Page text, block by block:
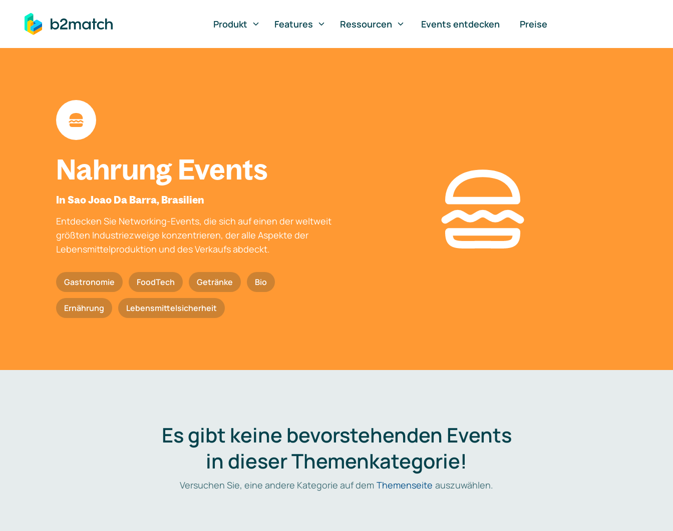
springen
Produkt
Features Ressourcen Events entdecken Preise
Nahrung Events
In Sao Joao Da Barra, Brasilien
Entdecken Sie Networking-Events, die sich auf einen der weltweit
größten Industriezweige konzentrieren, der alle Aspekte der
Lebensmittelproduktion und des Verkaufs abdeckt.
Gastronomie FoodTech Getränke Bio
Ernährung Lebensmittelsicherheit
Es gibt keine bevorstehenden Events
in dieser Themenkategorie!
Versuchen Sie, eine andere Kategorie auf dem Themenseite auszuwählen.